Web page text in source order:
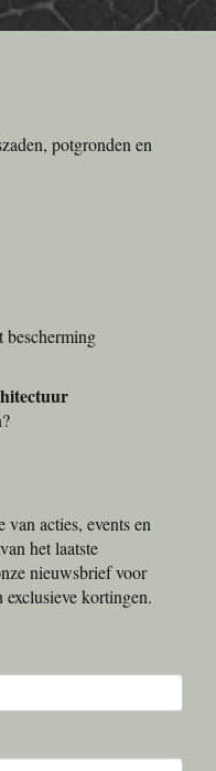
potgronden en
bescherming
van acties, events en
het laatste
nieuwsbrief voor
exclusieve kortingen.